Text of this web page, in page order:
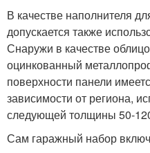
В качестве наполнителя
допускается также
Снаружи в качестве
оцинкованный
поверхности панели
зависимости от региона,
следующей толщины 50-
Сам гаражный набор